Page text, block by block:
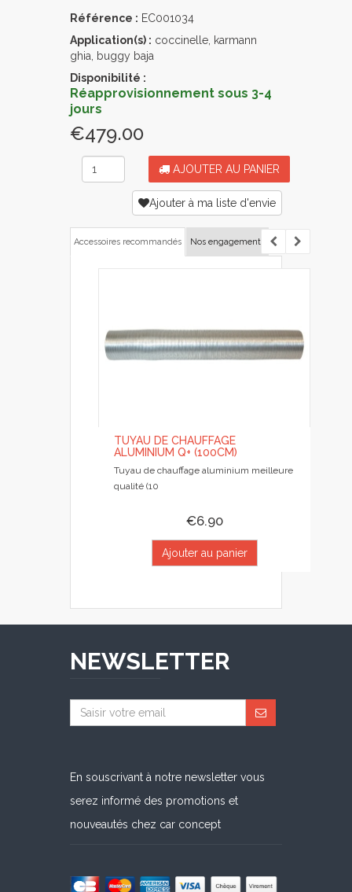
Référence : EC001034
Application(s) : coccinelle, karmann
ghia, buggy baja
Disponibilité :
Réapprovisionnement sous 3-4
jours
€479.00
AJOUTER AU PANIER
Ajouter à ma liste d'envie
Accessoires recommandés Nos engagements
TUYAU DE CHAUFFAGE
ALUMINIUM Q+ (100CM)
Tuyau de chauffage aluminium meilleure
qualité (10
€6.90
Ajouter au panier
NEWSLETTER
En souscrivant à notre newsletter vous
serez informé des promotions et
nouveautés chez car concept